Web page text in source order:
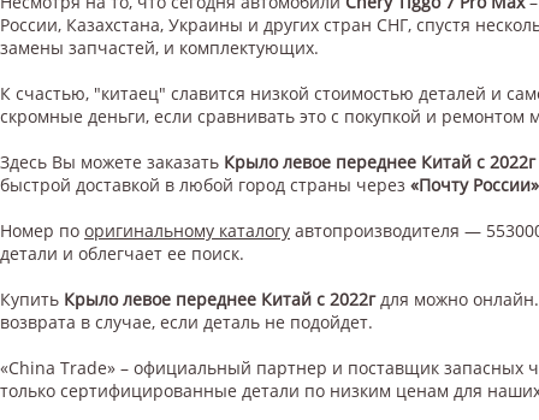
России, Казахстана, Украины и других стран СНГ, спустя
замены запчастей, и комплектующих.
К счастью, "китаец" славится низкой стоимостью деталей и
скромные деньги, если сравнивать это с покупкой и
Здесь Вы можете заказать Крыло левое переднее Китай с 2022г
быстрой доставкой в любой город страны через «Почту России»
Номер по оригинальному каталогу автопроизводителя —
детали и облегчает ее поиск.
Купить Крыло левое переднее Китай с 2022гдля можно
возврата в случае, если деталь не подойдет.
«China Trade» – официальный партнер и поставщик запасных
только сертифицированные детали по низким ценам для